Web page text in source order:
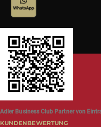
Adler Business Club Partner von
KUNDENBEWERTUNG